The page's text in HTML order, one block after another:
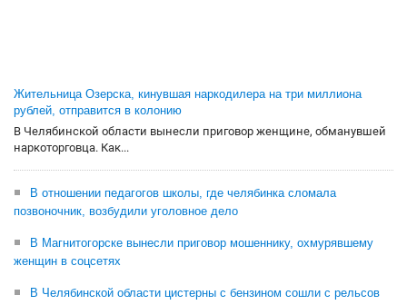
Жительница Озерска, кинувшая наркодилера на три миллиона
рублей, отправится в колонию
В Челябинской области вынесли приговор женщине, обманувшей
наркоторговца. Как...
В отношении педагогов школы, где челябинка сломала
позвоночник, возбудили уголовное дело
В Магнитогорске вынесли приговор мошеннику, охмурявшему
женщин в соцсетях
В Челябинской области цистерны с бензином сошли с рельсов